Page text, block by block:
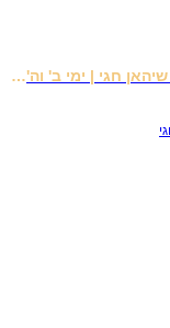
2026 קראטה מתח'/מתקד' ילדים (8-11) - ג'ון שיהאן חגי | ימי ב' וה' 16:15-17:15